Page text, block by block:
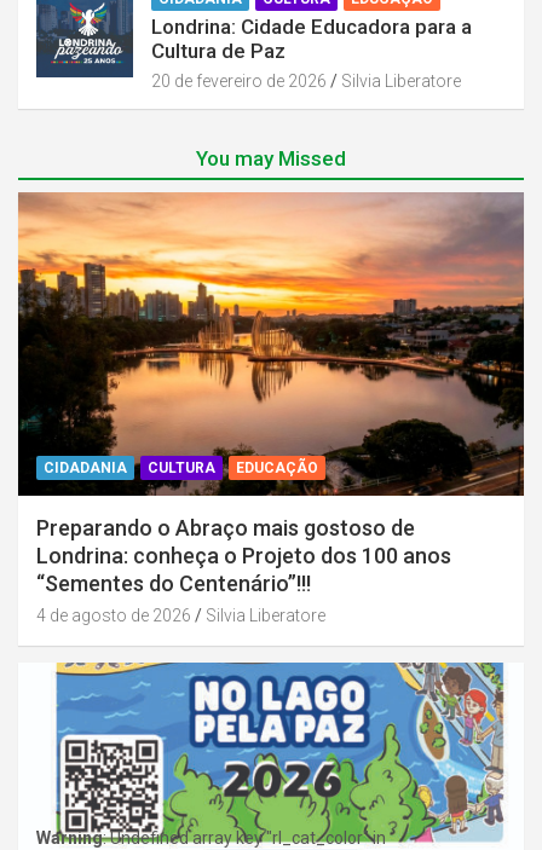
Londrina: Cidade Educadora para a
Cultura de Paz
20 de fevereiro de 2026 Silvia Liberatore
You may Missed
CIDADANIA CULTURA EDUCAÇÃO
Preparando o Abraço mais gostoso de
Londrina: conheça o Projeto dos 100 anos
“Sementes do Centenário”!!!
4 de agosto de 2026 Silvia Liberatore
Warning: Undefined array key "rl_cat_color" in